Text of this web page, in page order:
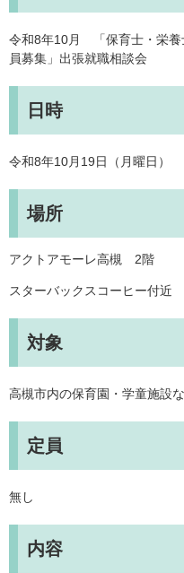
令和8年10月 「保育士・栄養
員募集」出張就職相談会
日時
令和8年10月19日（月曜日）
場所
アクトアモーレ高槻 2階
スターバックスコーヒー付近
対象
高槻市内の保育園・学童施設
定員
無し
内容